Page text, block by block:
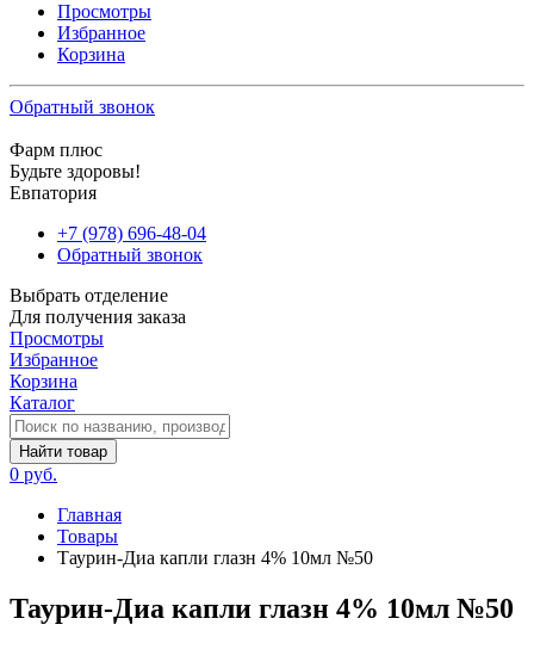
Просмотры
Избранное
Корзина
Обратный звонок
Фарм плюс
Будьте здоровы!
Евпатория
+7 (978) 696-48-04
Обратный звонок
Выбрать отделение
Для получения заказа
Просмотры
Избранное
Корзина
Каталог
Найти товар
0 руб.
Главная
Товары
Таурин-Диа капли глазн 4% 10мл №50
Таурин-Диа капли глазн 4% 10мл №50